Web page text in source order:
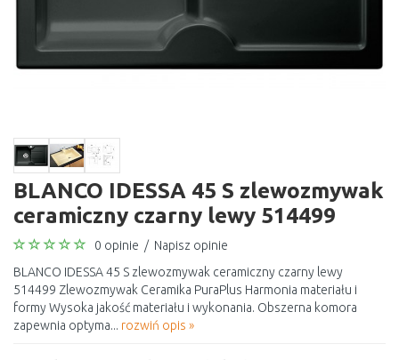
BLANCO IDESSA 45 S zlewozmywak
ceramiczny czarny lewy 514499
0 opinie / Napisz opinie
BLANCO IDESSA 45 S zlewozmywak ceramiczny czarny lewy
514499 Zlewozmywak Ceramika PuraPlus Harmonia materiału i
formy Wysoka jakość materiału i wykonania. Obszerna komora
zapewnia optyma... rozwiń opis »